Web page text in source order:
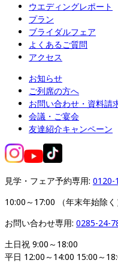
ウエディングレポート
プラン
ブライダルフェア
よくあるご質問
アクセス
お知らせ
ご列席の方へ
お問い合わせ・資料請
会議・ご宴会
友達紹介キャンペーン
見学・フェア予約専用: 0120-
10:00～17:00 （年末年始除く
お問い合わせ専用: 0285-24-
土日祝 9:00～18:00
平日 12:00～14:00 15:00～